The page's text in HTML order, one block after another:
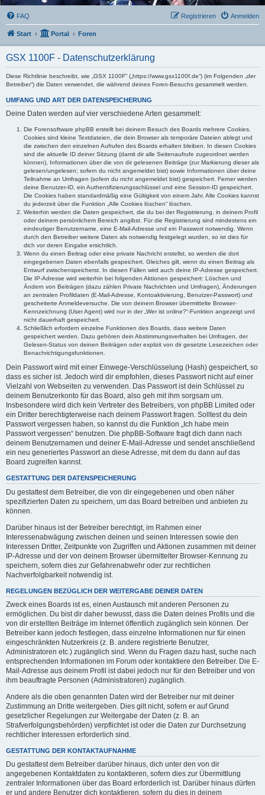
FAQ Anmelden
Registrieren
Start Portal Foren
GSX 1100F - Datenschutzerklärung
Diese Richtlinie beschreibt, wie „GSX 1100F“ („https://www.gsx1100f.de“) (im Folgenden „der
Betreiber“) die Daten verwendet, die während deines Foren-Besuchs gesammelt werden.
UMFANG UND ART DER DATENSPEICHERUNG
Deine Daten werden auf vier verschiedene Arten gesammelt:
Die Forensoftware phpBB erstellt bei deinem Besuch des Boards mehrere Cookies.
Cookies sind kleine Textdateien, die dein Browser als temporäre Dateien ablegt und
die zwischen den einzelnen Aufrufen des Boards erhalten bleiben. In diesen Cookies
sind die aktuelle ID deiner Sitzung (damit dir alle Seitenaufrufe zugeordnet werden
können), Informationen über die von dir gelesenen Beiträge (zur Markierung dieser als
gelesen/ungelesen; sofern du nicht angemeldet bist) sowie Informationen über deine
Teilnahme an Umfragen (sofern du nicht angemeldet bist) gespeichert. Ferner werden
deine Benutzer-ID, ein Authentifizierungsschlüssel und eine Session-ID gespeichert.
Die Cookies haben standardmäßig eine Gültigkeit von einem Jahr. Alle Cookies kannst
du jederzeit über die Funktion „Alle Cookies löschen“ löschen.
Weiterhin werden die Daten gespeichert, die du bei der Registrierung, in deinem Profil
oder deinem persönlichem Bereich angibst. Für die Registrierung sind mindestens ein
eindeutiger Benutzername, eine E-Mail-Adresse und ein Passwort notwendig. Wenn
durch den Betreiber weitere Daten als notwendig festgelegt wurden, so ist dies für
dich vor deren Eingabe ersichtlich.
Wenn du einen Beitrag oder eine private Nachricht erstellst, so werden die dort
eingegebenen Daten ebenfalls gespeichert. Gleiches gilt, wenn du einen Beitrag als
Entwurf zwischenspeicherst. In diesen Fällen wird auch deine IP-Adresse gespeichert.
Die IP-Adresse wird weiterhin bei folgenden Aktionen gespeichert: Löschen und
Ändern von Beiträgen (dazu zählen Private Nachrichten und Umfragen), Änderungen
an zentralen Profildaten (E-Mail-Adresse, Kontoaktivierung, Benutzer-Passwort) und
gescheiterte Anmeldeversuche. Die von deinem Browser übermittelte Browser-
Kennzeichnung (User Agent) wird nur in der „Wer ist online?“-Funktion angezeigt und
nicht dauerhaft gespeichert.
Schließlich erfordern einzelne Funktionen des Boards, dass weitere Daten
gespeichert werden. Dazu gehören dein Abstimmungsverhalten bei Umfragen, der
Gelesen-Status von deinen Beiträgen oder explizit von dir gesetzte Lesezeichen oder
Benachrichtigungsfunktionen.
Dein Passwort wird mit einer Einwege-Verschlüsselung (Hash) gespeichert, so
dass es sicher ist. Jedoch wird dir empfohlen, dieses Passwort nicht auf einer
Vielzahl von Webseiten zu verwenden. Das Passwort ist dein Schlüssel zu
deinem Benutzerkonto für das Board, also geh mit ihm sorgsam um.
Insbesondere wird dich kein Vertreter des Betreibers, von phpBB Limited oder
ein Dritter berechtigterweise nach deinem Passwort fragen. Solltest du dein
Passwort vergessen haben, so kannst du die Funktion „Ich habe mein
Passwort vergessen“ benutzen. Die phpBB-Software fragt dich dann nach
deinem Benutzernamen und deiner E-Mail-Adresse und sendet anschließend
ein neu generiertes Passwort an diese Adresse, mit dem du dann auf das
Board zugreifen kannst.
GESTATTUNG DER DATENSPEICHERUNG
Du gestattest dem Betreiber, die von dir eingegebenen und oben näher
spezifizierten Daten zu speichern, um das Board betreiben und anbieten zu
können.
Darüber hinaus ist der Betreiber berechtigt, im Rahmen einer
Interessenabwägung zwischen deinen und seinen Interessen sowie den
Interessen Dritter, Zeitpunkte von Zugriffen und Aktionen zusammen mit deiner
IP-Adresse und der von deinem Browser übermittelter Browser-Kennung zu
speichern, sofern dies zur Gefahrenabwehr oder zur rechtlichen
Nachverfolgbarkeit notwendig ist.
REGELUNGEN BEZÜGLICH DER WEITERGABE DEINER DATEN
Zweck eines Boards ist es, einen Austausch mit anderen Personen zu
ermöglichen. Du bist dir daher bewusst, dass die Daten deines Profils und die
von dir erstellten Beiträge im Internet öffentlich zugänglich sein können. Der
Betreiber kann jedoch festlegen, dass einzelne Informationen nur für einen
eingeschränkten Nutzerkreis (z. B. andere registrierte Benutzer,
Administratoren etc.) zugänglich sind. Wenn du Fragen dazu hast, suche nach
entsprechenden Informationen im Forum oder kontaktiere den Betreiber. Die E-
Mail-Adresse aus deinem Profil ist dabei jedoch nur für den Betreiber und von
ihm beauftragte Personen (Administratoren) zugänglich.
Andere als die oben genannten Daten wird der Betreiber nur mit deiner
Zustimmung an Dritte weitergeben. Dies gilt nicht, sofern er auf Grund
gesetzlicher Regelungen zur Weitergabe der Daten (z. B. an
Strafverfolgungsbehörden) verpflichtet ist oder die Daten zur Durchsetzung
rechtlicher Interessen erforderlich sind.
GESTATTUNG DER KONTAKTAUFNAHME
Du gestattest dem Betreiber darüber hinaus, dich unter den von dir
angegebenen Kontaktdaten zu kontaktieren, sofern dies zur Übermittlung
zentraler Informationen über das Board erforderlich ist. Darüber hinaus dürfen
er und andere Benutzer dich kontaktieren, sofern du dies in deinem